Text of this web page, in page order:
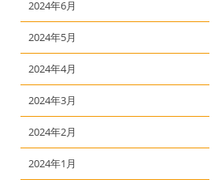
2024年6月
2024年5月
2024年4月
2024年3月
2024年2月
2024年1月